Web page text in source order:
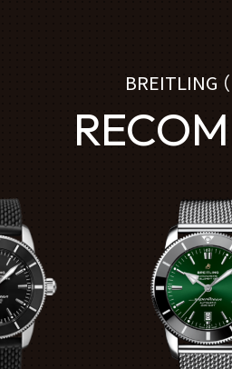
BREITLING